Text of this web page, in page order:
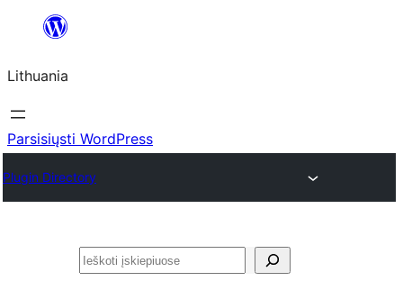
turinio
Lithuania
Parsisiųsti WordPress
Plugin Directory
Paieška